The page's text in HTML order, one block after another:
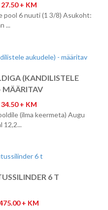
+ KM
pool 6 nuuti (1 3/8) Asukoht:
...
(KANDILISTELE
MÄÄRITAV
+ KM
(ilma keermeta) Augu
12,2...
6 T
+ KM